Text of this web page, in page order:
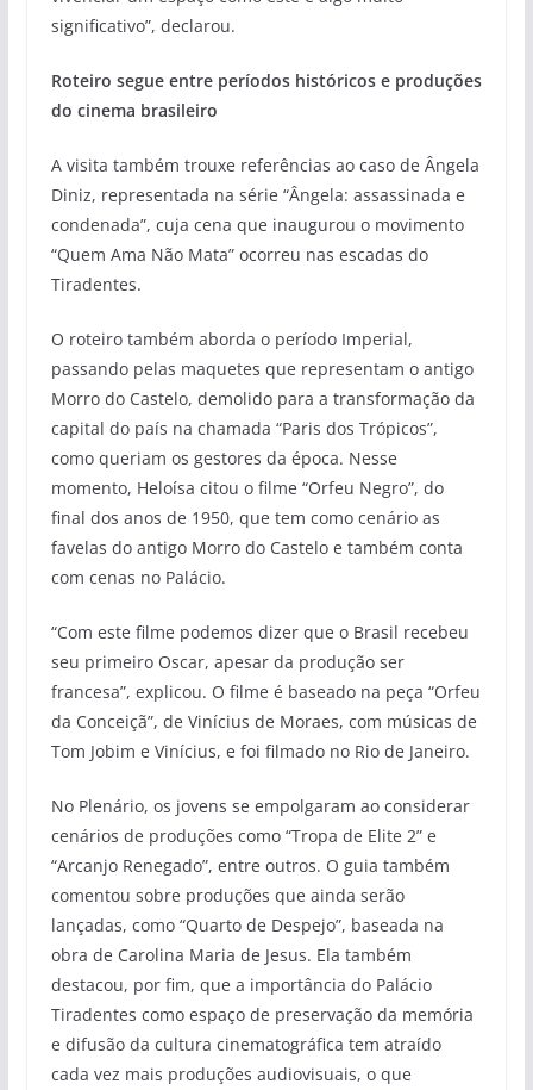
significativo”, declarou.
Roteiro segue entre períodos históricos e produções
do cinema brasileiro
A visita também trouxe referências ao caso de Ângela
Diniz, representada na série “Ângela: assassinada e
condenada”, cuja cena que inaugurou o movimento
“Quem Ama Não Mata” ocorreu nas escadas do
Tiradentes.
O roteiro também aborda o período Imperial,
passando pelas maquetes que representam o antigo
Morro do Castelo, demolido para a transformação da
capital do país na chamada “Paris dos Trópicos”,
como queriam os gestores da época. Nesse
momento, Heloísa citou o filme “Orfeu Negro”, do
final dos anos de 1950, que tem como cenário as
favelas do antigo Morro do Castelo e também conta
com cenas no Palácio.
“Com este filme podemos dizer que o Brasil recebeu
seu primeiro Oscar, apesar da produção ser
francesa”, explicou. O filme é baseado na peça “Orfeu
da Conceiçã”, de Vinícius de Moraes, com músicas de
Tom Jobim e Vinícius, e foi filmado no Rio de Janeiro.
No Plenário, os jovens se empolgaram ao considerar
cenários de produções como “Tropa de Elite 2” e
“Arcanjo Renegado”, entre outros. O guia também
comentou sobre produções que ainda serão
lançadas, como “Quarto de Despejo”, baseada na
obra de Carolina Maria de Jesus. Ela também
destacou, por fim, que a importância do Palácio
Tiradentes como espaço de preservação da memória
e difusão da cultura cinematográfica tem atraído
cada vez mais produções audiovisuais, o que